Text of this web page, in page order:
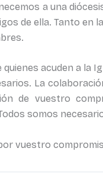
a una
de ella. Tanto en
acuden a la
La
de vuestro
somos
compromiso.